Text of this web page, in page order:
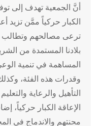
أنَّ الجمعية تهدف إلى
ترعى مصالحهم وتطالب
بلادنا المستمدة من
المساهمة في تنمية
وقدرات هذه الفئة،
التأهيل والرعاية
الإعاقة الكبار حركياً،
محنتهم والاندماج في